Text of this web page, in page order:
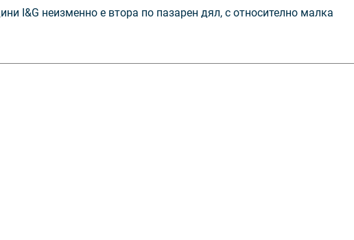
I&G неизменно е втора по пазарен дял, с относително малка